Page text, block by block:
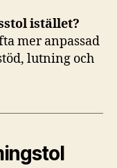
istället?
mer anpassad
lutning och